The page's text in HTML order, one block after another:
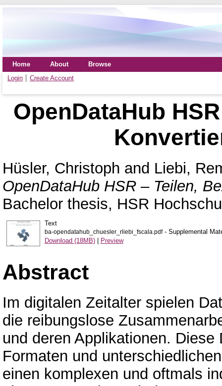
Home About
Browse
Login
Create Account
OpenDataHub
Hüsler, Christoph and Liebi,
OpenDataHub HSR – Teilen,
Bachelor thesis, HSR
Text
ba-opendatahub_chuesler_rliebi_fscala.pdf- Supplemental
Download (18MB)| Preview
Abstract
Im digitalen Zeitalter spielen
die reibungslose
und deren Applikationen.
Formaten und
einen komplexen und oftmals